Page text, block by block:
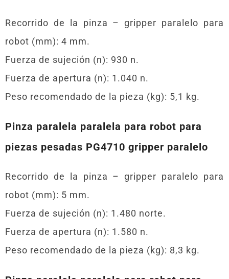
Recorrido de la pinza – gripper paralelo para
robot (mm): 4 mm.
Fuerza de sujeción (n): 930 n.
Fuerza de apertura (n): 1.040 n.
Peso recomendado de la pieza (kg): 5,1 kg.
Pinza paralela paralela para robot para
piezas pesadas PG4710 gripper paralelo
Recorrido de la pinza – gripper paralelo para
robot (mm): 5 mm.
Fuerza de sujeción (n): 1.480 norte.
Fuerza de apertura (n): 1.580 n.
Peso recomendado de la pieza (kg): 8,3 kg.